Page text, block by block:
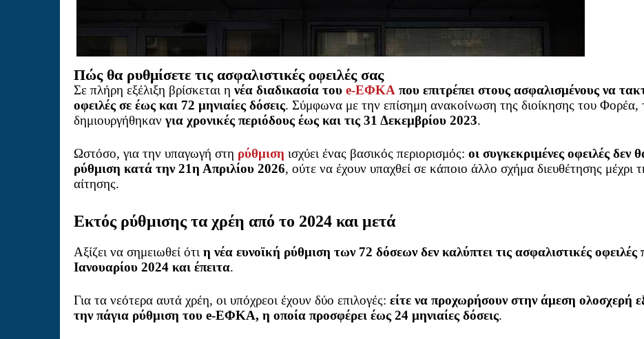
Πώς θα ρυθμίσετε τις ασφαλιστικές οφειλές σας
Σε πλήρη εξέλιξη βρίσκεται η νέα διαδικασία του e-ΕΦΚΑ που επιτρέπει στους ασφαλισμένους να
οφειλές σε έως και 72 μηνιαίες δόσεις. Σύμφωνα με την επίσημη ανακοίνωση της διοίκησης του
δημιουργήθηκαν για χρονικές περιόδους έως και τις 31 Δεκεμβρίου 2023.
Ωστόσο, για την υπαγωγή στη ρύθμιση ισχύει ένας βασικός περιορισμός: οι συγκεκριμένες οφειλές δεν
ρύθμιση κατά την 21η Απριλίου 2026, ούτε να έχουν υπαχθεί σε κάποιο άλλο σχήμα διευθέτησης μέχρι
αίτησης.
Εκτός ρύθμισης τα χρέη από το 2024 και μετά
Αξίζει να σημειωθεί ότι η νέα ευνοϊκή ρύθμιση των 72 δόσεων δεν καλύπτει τις ασφαλιστικές
Ιανουαρίου 2024 και έπειτα.
Για τα νεότερα αυτά χρέη, οι υπόχρεοι έχουν δύο επιλογές: είτε να προχωρήσουν στην άμεση ολοσχερή
την πάγια ρύθμιση του e-ΕΦΚΑ, η οποία προσφέρει έως 24 μηνιαίες δόσεις.